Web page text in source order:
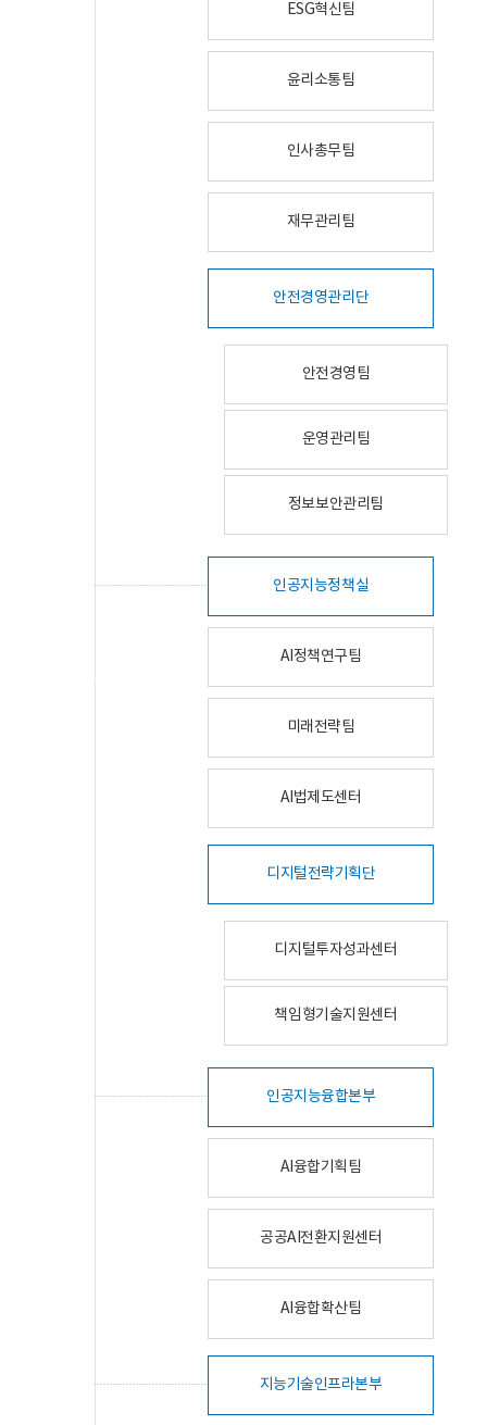
ESG혁신팀
윤리소통팀
인사총무팀
재무관리팀
안전경영관리단
안전경영팀
운영관리팀
정보보안관리팀
인공지능정책실
AI정책연구팀
미래전략팀
AI법제도센터
디지털전략기획단
디지털투자성과센터
책임형기술지원센터
인공지능융합본부
AI융합기획팀
공공AI전환지원센터
AI융합확산팀
지능기술인프라본부